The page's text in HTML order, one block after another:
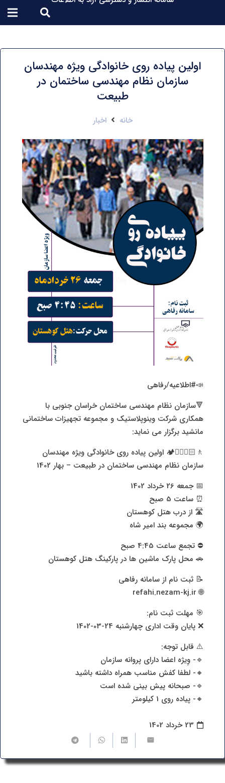
اولین پیاده روی خانوادگی ویژه مهندسان
سازمان نظام مهندسی ساختمان در
طبیعت
خانه اخبار
📣#اطلاعیه/رفاهی
🔻سازمان نظام مهندسی ساختمان خراسان جنوبی با
همکاری شرکت وینوپلاستیک و مجموعه تجهیزات ساختمانی
مانشید برگزار می نماید:
🚶🏻🚶🏻‍♀️🏕 اولین پیاده روی خانوادگی ویژه مهندسان
سازمان نظام مهندسی ساختمان در طبیعت – بهار 1402
📅 جمعه 26 خرداد 1402
⏰ ساعت 5 صبح
🛣 از درب هتل کوهستان
🌍 مجموعه بند امیر شاه
⛔️ تجمع ساعت 4:45 صبح
🚗 محل پارک ماشین ها در پارکینگ هتل کوهستان
📝 ثبت نام از سامانه رفاهی
🌐 refahi.nezam-kj.ir
🎯 مهلت ثبت نام:
❌ پایان وقت اداری چهارشنبه 24-03-1402
⚠️ قابل توجه:
🔹- وِیژه اعضا دارای پروانه سازمان
🔸- لطفا کفش مناسب همراه داشته باشید
🔹- صبحانه پیش بینی شده است
🔸- پیاده روی 1 کیلومتر
23 خرداد 1402